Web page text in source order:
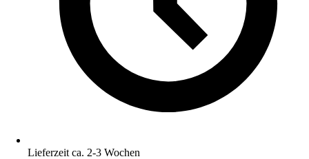
Lieferzeit ca. 2-3 Wochen